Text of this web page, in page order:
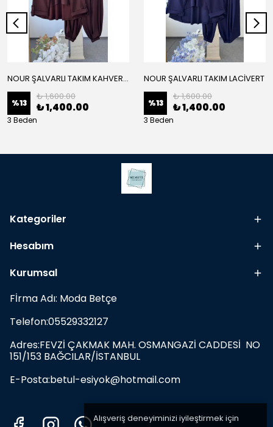
Alışveriş deneyiminizi iyileştirmek için
NOUR ŞALVARLI TAKIM KAHVERENGİ
%13
₺ 1,600.00
₺ 1,400.00
3 Beden
NOUR ŞALVARLI TAKIM LACİVERT
%13
₺ 1,600.00
₺ 1,400.00
3 Beden
Kategoriler
Hesabım
Kurumsal
Fİrma Adı: Moda Betçe
Telefon:05529332127
Adres:FEVZİ ÇAKMAK MAH. OSMANGAZİ CADDESİ NO
151/153 BAĞCILAR/İSTANBUL
E-Posta:betul-esiyok@hotmail.com